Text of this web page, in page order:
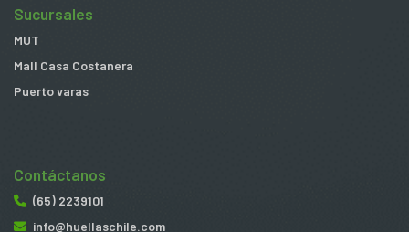
Sucursales
MUT
Mall Casa Costanera
Puerto varas
Contáctanos
(65) 2239101
info@huellaschile.com